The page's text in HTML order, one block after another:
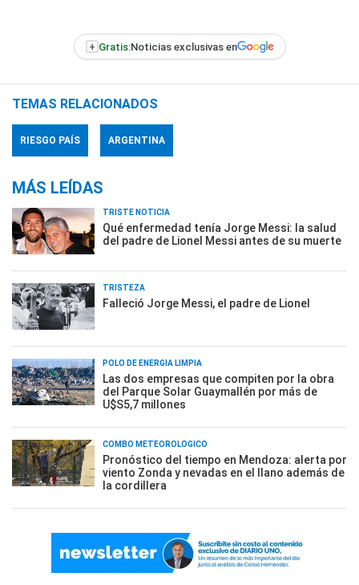
+ Gratis:Noticias exclusivas en
TEMAS RELACIONADOS
RIESGO PAÍS ARGENTINA
MÁS LEÍDAS
TRISTE NOTICIA
Qué enfermedad tenía Jorge Messi: la salud
del padre de Lionel Messi antes de su muerte
TRISTEZA
Falleció Jorge Messi, el padre de Lionel
POLO DE ENERGÍA LIMPIA
Las dos empresas que compiten por la obra
del Parque Solar Guaymallén por más de
U$S5,7 millones
COMBO METEOROLÓGICO
Pronóstico del tiempo en Mendoza: alerta por
viento Zonda y nevadas en el llano además de
la cordillera